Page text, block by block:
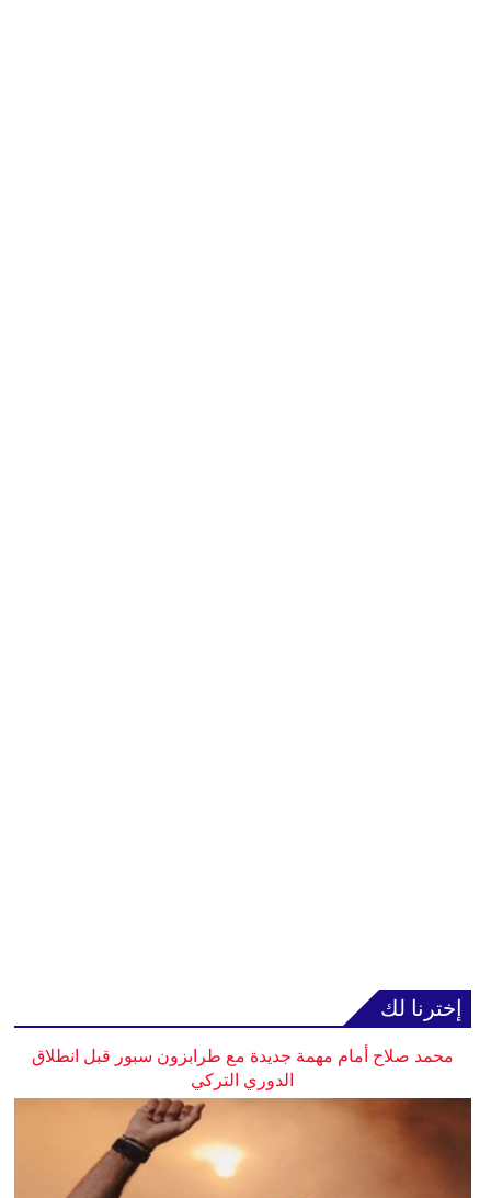
إخترنا لك
محمد صلاح أمام مهمة جديدة مع طرابزون سبور قبل انطلاق
الدوري التركي